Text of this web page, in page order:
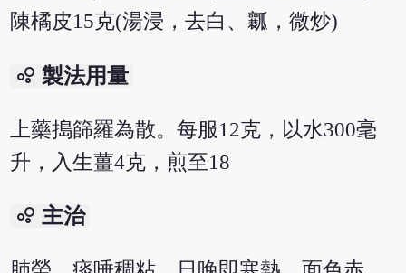
陳橘皮15克(湯浸，去白、瓤，微炒)
bubble_chart 製法用量
上藥搗篩羅為散。每服12克，以水300毫
升，入生薑4克，煎至18
bubble_chart 主治